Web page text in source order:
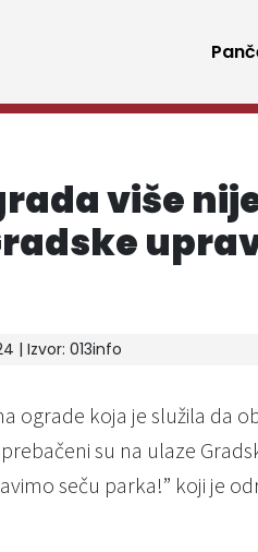
više
| Izvor: 013info
ograde koja je služila da
su na ulaze
seču parka!” koji je